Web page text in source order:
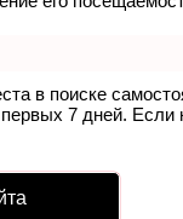
в поиске
7 дней.